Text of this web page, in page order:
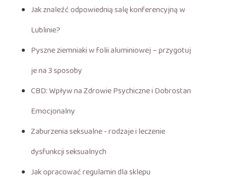
Jak znaleźć odpowiednią salę konferencyjną w
Lublinie?
Pyszne ziemniaki w folii aluminiowej – przygotuj
je na 3 sposoby
CBD: Wpływ na Zdrowie Psychiczne i Dobrostan
Emocjonalny
Zaburzenia seksualne - rodzaje i leczenie
dysfunkcji seksualnych
Jak opracować regulamin dla sklepu